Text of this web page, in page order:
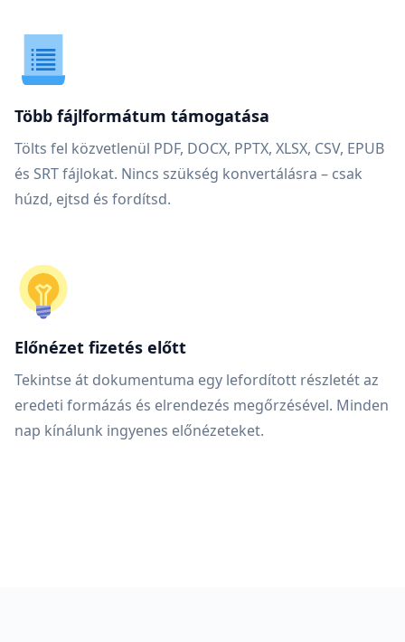
Több fájlformátum támogatása
Tölts fel közvetlenül PDF, DOCX, PPTX, XLSX, CSV, EPUB
és SRT fájlokat. Nincs szükség konvertálásra – csak
húzd, ejtsd és fordítsd.
Előnézet fizetés előtt
Tekintse át dokumentuma egy lefordított részletét az
eredeti formázás és elrendezés megőrzésével. Minden
nap kínálunk ingyenes előnézeteket.